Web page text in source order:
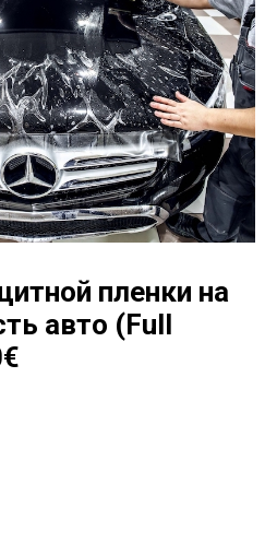
пленки на
авто (Full
€